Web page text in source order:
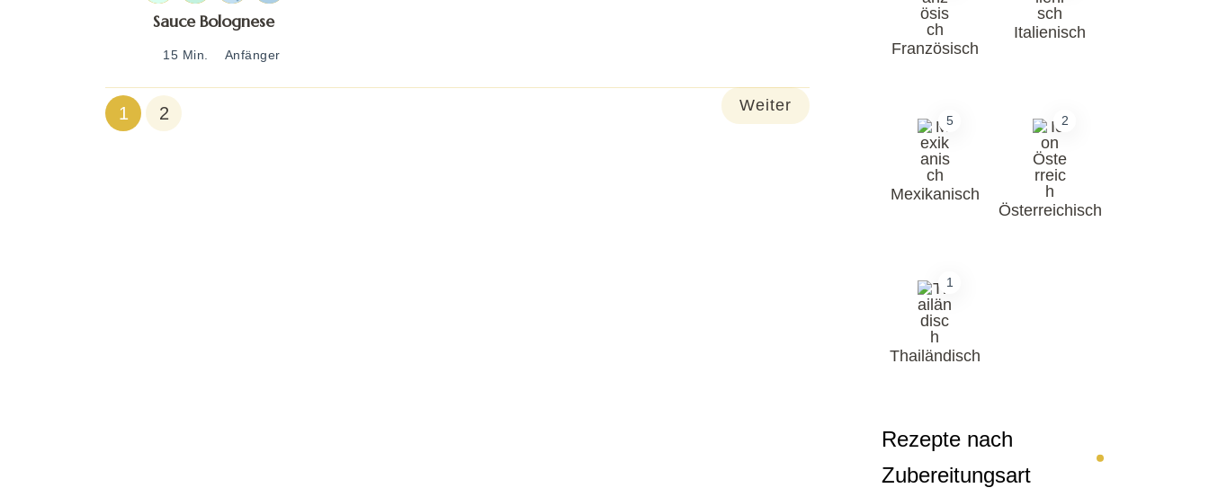
Sauce Bolognese
15 Min. Anfänger
1 2 Weiter
Französisch
Italienisch
5
Mexikanisch
2
Österreichisch
1
Thailändisch
Rezepte nach
Zubereitungsart